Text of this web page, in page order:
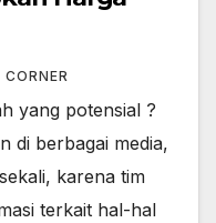
yang potensial ?
di berbagai media,
karena tim
terkait hal-hal